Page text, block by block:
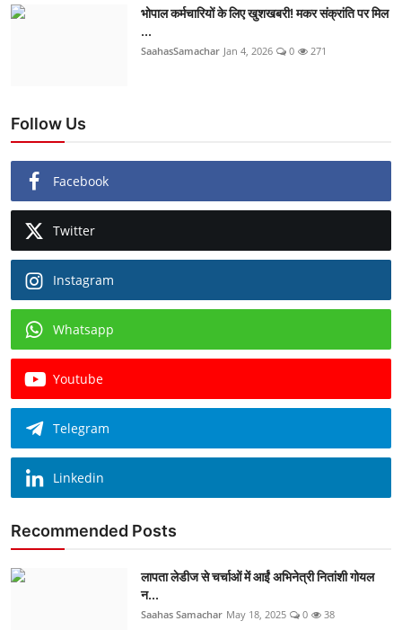
भोपाल कर्मचारियों के लिए खुशखबरी! मकर संक्रांति पर मिल
...
SaahasSamachar Jan 4, 2026 0 271
Follow Us
Facebook
Twitter
Instagram
Whatsapp
Youtube
Telegram
Linkedin
Recommended Posts
लापता लेडीज से चर्चाओं में आईं अभिनेत्री नितांशी गोयल
न...
Saahas Samachar May 18, 2025 0 38